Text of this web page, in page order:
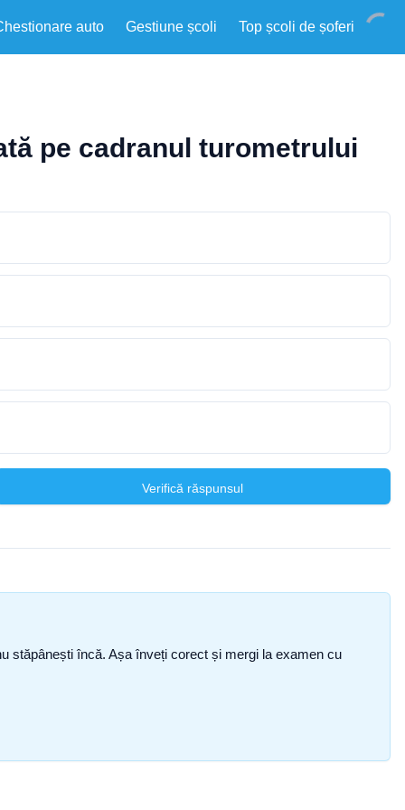
auto Gestiune școli Top școli de șoferi
pe cadranul turometrului
Verifică răspunsul
stăpânești încă. Așa înveți corect și mergi la examen cu